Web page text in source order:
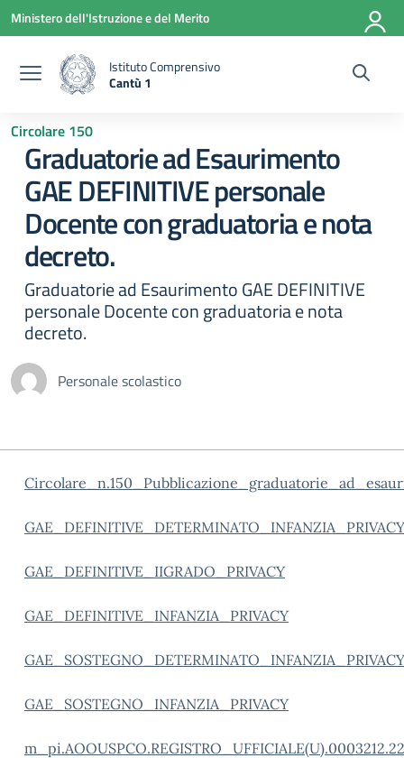
Vai ai contenuti
Vai al menu di navigazione
Vai al footer
Ministero dell'Istruzione e del Merito
Istituto Comprensivo
Cantù 1
Circolare 150
Graduatorie ad Esaurimento
GAE DEFINITIVE personale
Docente con graduatoria e nota
decreto.
Graduatorie ad Esaurimento GAE DEFINITIVE
personale Docente con graduatoria e nota
decreto.
Personale scolastico
GAE_DEFINITIVE_DETERMINATO_INFANZIA_PRIVACY
GAE_DEFINITIVE_IIGRADO_PRIVACY
GAE_DEFINITIVE_INFANZIA_PRIVACY
GAE_SOSTEGNO_DETERMINATO_INFANZIA_PRIVACY
GAE_SOSTEGNO_INFANZIA_PRIVACY